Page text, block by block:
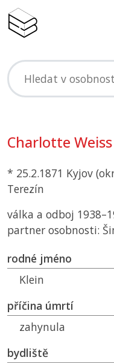
Charlotte Weiss
* 25.2.1871 Kyjov
Terezín
válka a odboj
partner osobnosti:
rodné jméno
Klein
příčina úmrtí
zahynula
bydliště